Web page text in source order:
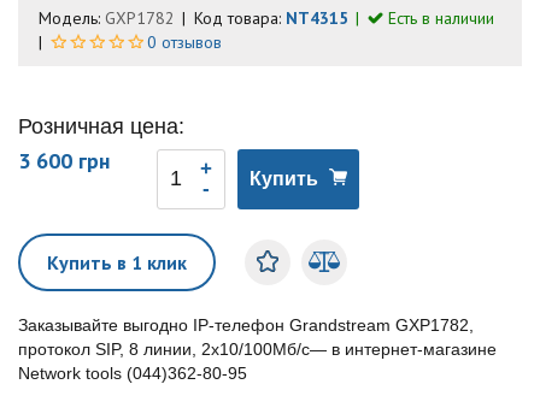
Модель: GXP1782 Код товара: NT4315
Есть в наличии
0 отзывов
Розничная цена:
3 600 грн
Купить
Купить в 1 клик
Заказывайте выгодно IP-телефон Grandstream GXP1782,
протокол SIP, 8 линии, 2x10/100Мб/с— в интернет-магазине
Network tools (044)362-80-95